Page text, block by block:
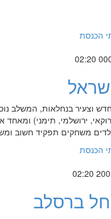
הכנסת
וצעיר בנחלאות, המשלב
ירושלמי, תימני)
משחקים תפקיד חשוב
הכנסת
ברסלב